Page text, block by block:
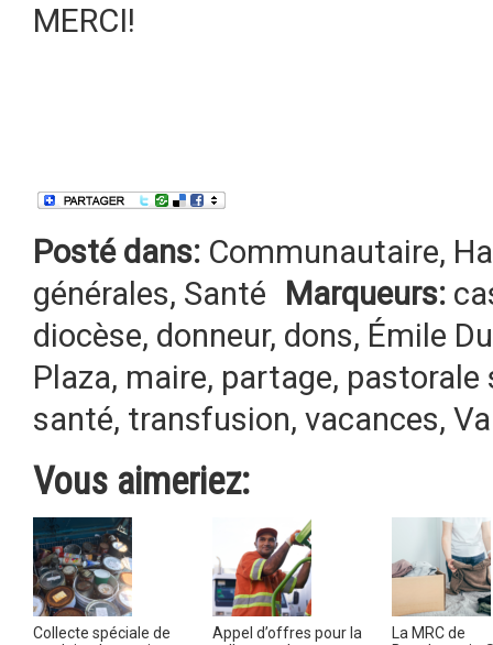
MERCI!
Posté dans: Communautaire,
générales, Santé Marqueurs:
diocèse, donneur, dons, Émile
Plaza, maire, partage, pastorale
santé, transfusion, vacances,
Vous aimeriez:
Collecte spéciale de
Appel d’offres pour la
La MRC de